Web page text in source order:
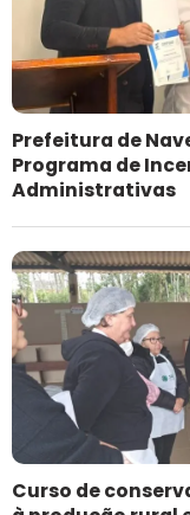
Prefeitura de
Programa de
Administrativas
Curso de